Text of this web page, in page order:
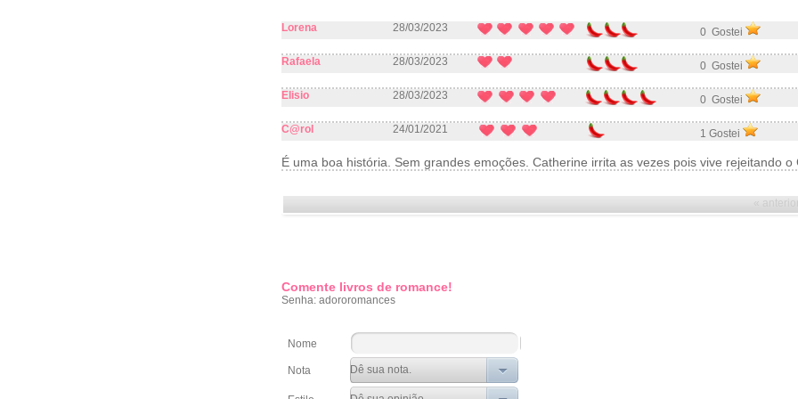
Lorena 28/03/2023 0 Gostei
Rafaela 28/03/2023 0 Gostei
Elisio 28/03/2023 0 Gostei
C@rol 24/01/2021 1 Gostei
É uma boa história. Sem grandes emoções. Catherine irrita as vezes pois vive rejeitando o
« anterior
Comente livros de romance!
Senha: adororomances
Nome
Nota